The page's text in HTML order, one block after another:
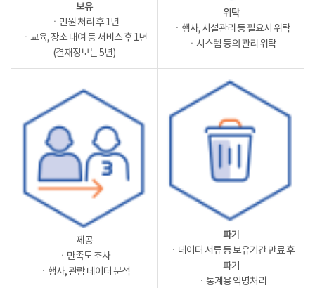
보유
ㆍ민원 처리 후 1년
ㆍ교육, 장소 대여 등 서비스 후 1년
(결재정보는 5년)
위탁
ㆍ행사, 시설관리 등 필요시 위탁
ㆍ시스템 등의 관리 위탁
제공
ㆍ만족도 조사
ㆍ행사, 관람 데이터 분석
파기
ㆍ데이터 서류 등 보유기간 만료 후
파기
ㆍ통계용 익명처리